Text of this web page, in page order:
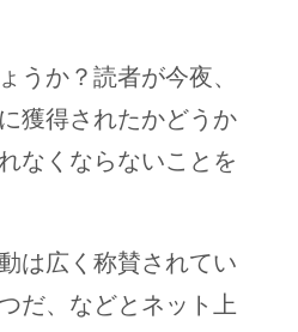
うか？読者が今夜、
獲得されたかどうか
なくならないことを
は広く称賛されてい
だ、などとネット上